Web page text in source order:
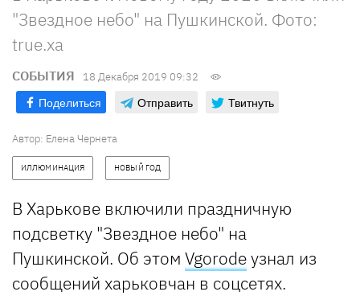
"Звездное небо" на Пушкинской. Фото:
true.xa
СОБЫТИЯ 18 Декабря 2019 09:32
Поделиться Отправить Твитнуть
Автор: Елена Чернета
ИЛЛЮМИНАЦИЯ НОВЫЙ ГОД
В Харькове включили праздничную
подсветку "Звездное небо" на
Пушкинской. Об этом Vgorodeузнал из
сообщений харьковчан в соцсетях.